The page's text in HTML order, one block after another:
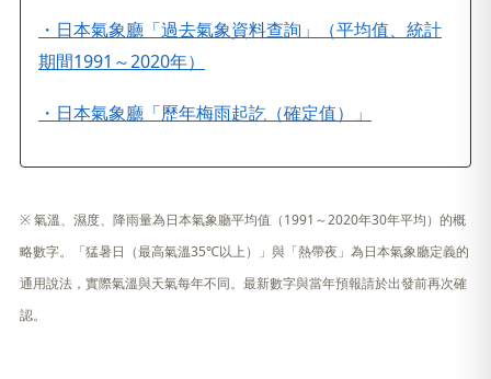
・日本氣象廳「過去氣象資料查詢」（平均值、統計
期間1991～2020年）
・日本氣象廳「歷年梅雨起訖（確定值）」
※ 氣溫、濕度、降雨量為日本氣象廳平均值（1991～2020年30年平均）的概
略數字。「猛暑日（最高氣溫35℃以上）」與「熱帶夜」為日本氣象廳定義的
通用說法，實際氣溫與天氣每年不同。最新數字與當年預報請於出發前再次確
認。